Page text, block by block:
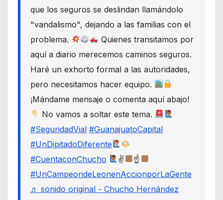
que los seguros se deslindan llamándolo
"vandalismo", dejando a las familias con el
problema.
Quienes transitamos por
aquí a diario merecemos caminos seguros.
Haré un exhorto formal a las autoridades,
pero necesitamos hacer equipo.
¡Mándame mensaje o comenta aquí abajo!
No vamos a soltar este tema.
#SeguridadVial #GuanajuatoCapital
#UnDipitadoDiferente
#CuentaconChucho
✌
☝
#UnCampeondeLeonenAccionporLaGente
♬ sonido original - Chucho Hernández